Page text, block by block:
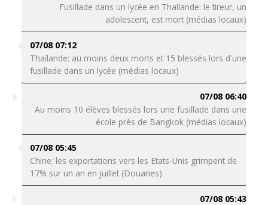
Fusillade dans un lycée en Thaïlande: le tireur, un
adolescent, est mort (médias locaux)
07/08 07:12
Thaïlande: au moins deux morts et 15 blessés lors d'une
fusillade dans un lycée (médias locaux)
07/08 06:40
Au moins 10 élèves blessés lors une fusillade dans une
école près de Bangkok (médias locaux)
07/08 05:45
Chine: les exportations vers les Etats-Unis grimpent de
17% sur un an en juillet (Douanes)
07/08 05:43